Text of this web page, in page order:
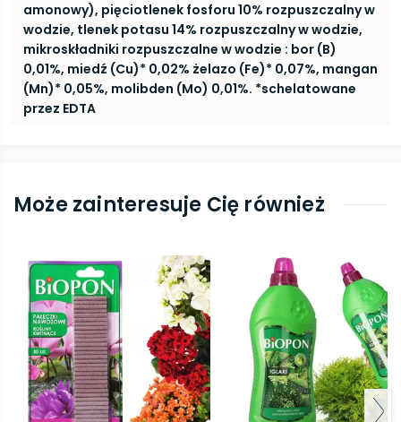
amonowy), pięciotlenek fosforu 10% rozpuszczalny w
wodzie, tlenek potasu 14% rozpuszczalny w wodzie,
mikroskładniki rozpuszczalne w wodzie : bor (B)
0,01%, miedź (Cu)* 0,02% żelazo (Fe)* 0,07%, mangan
(Mn)* 0,05%, molibden (Mo) 0,01%. *schelatowane
przez EDTA
Może zainteresuje Cię również